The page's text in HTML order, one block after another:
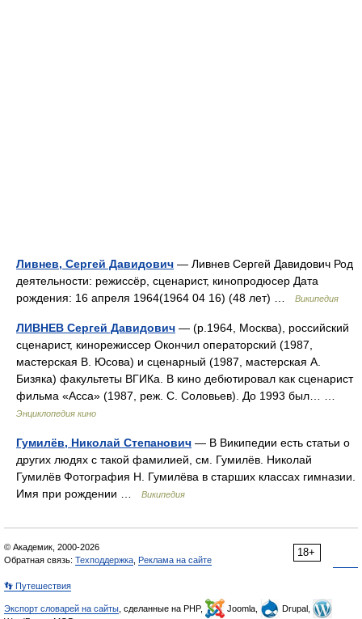
Ливнев, Сергей Давидович — Ливнев Сергей Давидович Род
деятельности: режиссёр, сценарист, кинопродюсер Дата
рождения: 16 апреля 1964(1964 04 16) (48 лет) …
Википедия
ЛИВНЕВ Сергей Давидович — (р.1964, Москва), российский
сценарист, кинорежиссер Окончил операторский (1987,
мастерская В. Юсова) и сценарный (1987, мастерская А.
Бизяка) факультеты ВГИКа. В кино дебютировал как сценарист
фильма «Асса» (1987, реж. С. Соловьев). До 1993 был… …
Энциклопедия кино
Гумилёв, Николай Степанович — В Википедии есть статьи о
других людях с такой фамилией, см. Гумилёв. Николай
Гумилёв Фотография Н. Гумилёва в старших классах гимназии.
Имя при рождении …
Википедия
18+
© Академик, 2000-2026
Обратная связь: Техподдержка Реклама на сайте
👣 Путешествия
Экспорт словарей на сайты , сделанные на PHP, Joomla,
Drupal,